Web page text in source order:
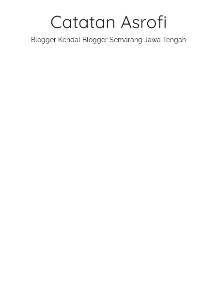
Catatan Asrofi
Blogger Kendal Blogger Semarang Jawa Tengah